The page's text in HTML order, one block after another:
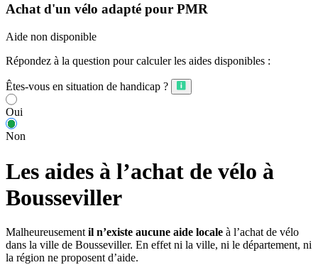
Achat d'un vélo adapté pour PMR
Aide non disponible
Répondez à la question pour calculer les aides disponibles :
Êtes-vous en situation de handicap ?
Oui
Non
Les aides à l’achat de vélo à
Bousseviller
Malheureusement il n’existe aucune aide locale à l’achat de vélo
dans la ville de Bousseviller. En effet ni la ville, ni le département, ni
la région ne proposent d’aide.